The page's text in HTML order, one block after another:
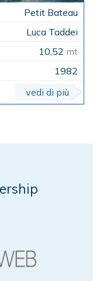
Petit Bateau
Luca Taddei
10,52 mt
1982
vedi di più